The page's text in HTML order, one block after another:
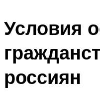
Условия
россиян